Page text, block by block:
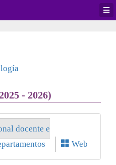
- 2026)
docente e
Web